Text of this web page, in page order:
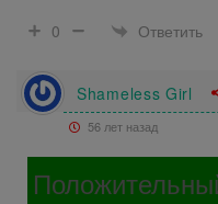
0
Ответить
Shameless Girl
56 лет назад